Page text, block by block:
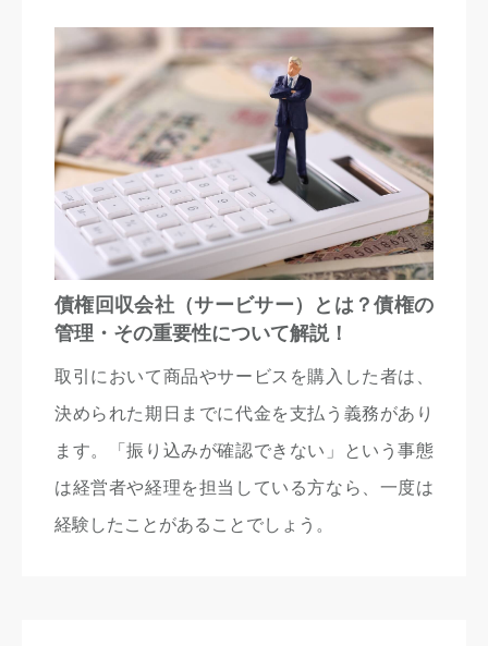
債権回収会社（サービサー）とは？債権の
管理・その重要性について解説！
取引において商品やサービスを購入した者は、
決められた期日までに代金を支払う義務があり
ます。「振り込みが確認できない」という事態
は経営者や経理を担当している方なら、一度は
経験したことがあることでしょう。